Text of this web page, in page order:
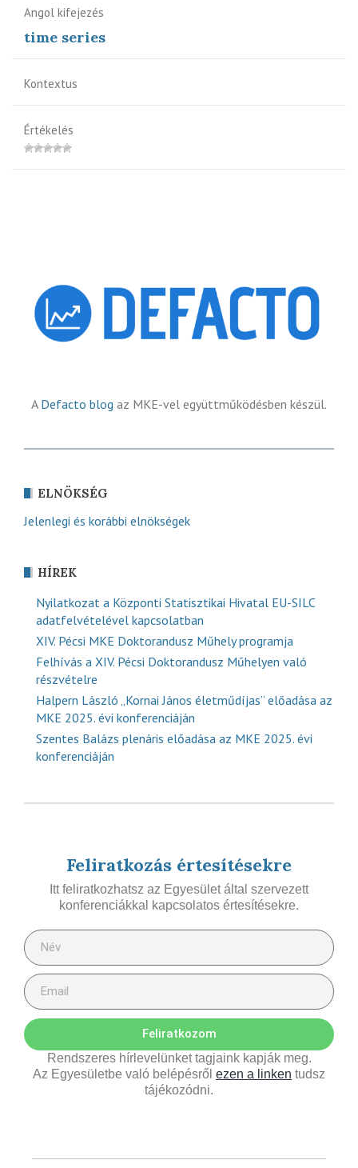
Angol kifejezés
time series
Kontextus
Értékelés
A Defacto blog az MKE-vel együttműködésben készül.
ELNÖKSÉG
Jelenlegi és korábbi elnökségek
HÍREK
Nyilatkozat a Központi Statisztikai Hivatal EU-SILC
adatfelvételével kapcsolatban
XIV. Pécsi MKE Doktorandusz Műhely programja
Felhívás a XIV. Pécsi Doktorandusz Műhelyen való
részvételre
Halpern László „Kornai János életműdíjas” előadása az
MKE 2025. évi konferenciáján
Szentes Balázs plenáris előadása az MKE 2025. évi
konferenciáján
Feliratkozás értesítésekre
Itt feliratkozhatsz az Egyesület által szervezett
konferenciákkal kapcsolatos értesítésekre.
Feliratkozom
Rendszeres hírlevelünket tagjaink kapják meg.
Az Egyesületbe való belépésről ezen a linken tudsz
tájékozódni.